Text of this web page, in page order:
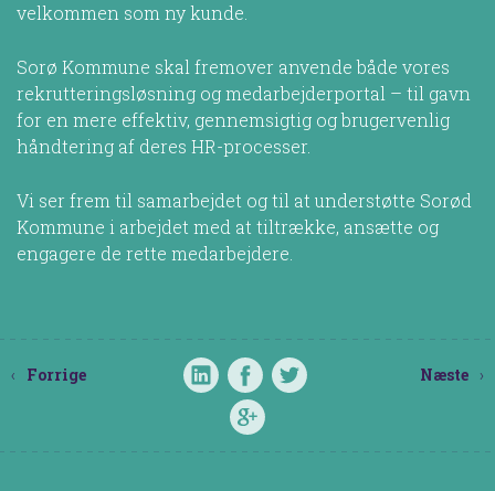
velkommen som ny kunde.
Sorø Kommune skal fremover anvende både vores
rekrutteringsløsning og medarbejderportal – til gavn
for en mere effektiv, gennemsigtig og brugervenlig
håndtering af deres HR-processer.
Vi ser frem til samarbejdet og til at understøtte Sorød
Kommune i arbejdet med at tiltrække, ansætte og
engagere de rette medarbejdere.
Forrige Næste